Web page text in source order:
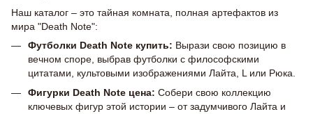
Наш каталог – это тайная комната, полная артефактов из
мира "Death Note":
Футболки Death Note купить: Вырази свою позицию в
вечном споре, выбрав футболки с философскими
цитатами, культовыми изображениями Лайта, L или Рюка.
Фигурки Death Note цена: Собери свою коллекцию
ключевых фигур этой истории – от задумчивого Лайта и